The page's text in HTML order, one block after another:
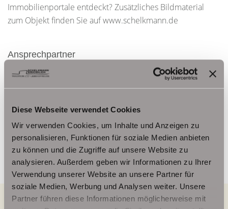
Diese Webseite verwendet Cookies
Wir verwenden Cookies, um Inhalte und Anzeigen zu
personalisieren, Funktionen für soziale Medien anbieten
zu können und die Zugriffe auf unsere Website zu
analysieren. Außerdem geben wir Informationen zu Ihrer
Verwendung unserer Website an unsere Partner für
soziale Medien, Werbung und Analysen weiter. Unsere
Partner führen diese Informationen möglicherweise mit
Immobilienportale entdeckt? Zusätzliches Bildmaterial
zum Objekt finden Sie auf www.schelkmann.de
Ansprechpartner
Frau Beate Schelkmann
Telefax: 004936124026179
info@schelkmann.de